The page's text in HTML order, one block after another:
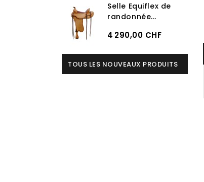
Selle Equiflex de
randonnée...
4 290,00 CHF
TOUS LES NOUVEAUX PRODUITS